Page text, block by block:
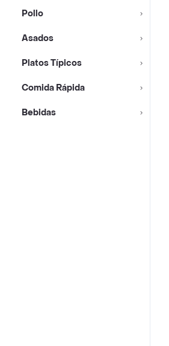
Pollo
Asados
Platos Típicos
Comida Rápida
Bebidas